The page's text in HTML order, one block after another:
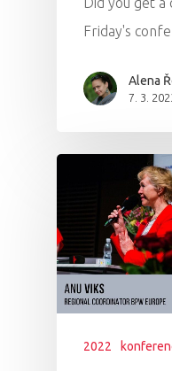
Friday's
Alena
7. 3.
2022